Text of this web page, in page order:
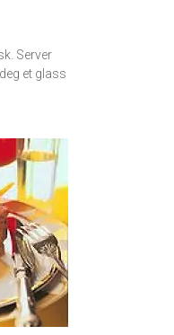
Server
et glass